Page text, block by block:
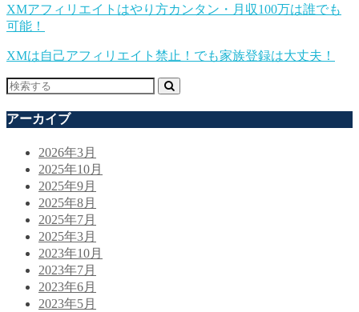
XMアフィリエイトはやり方カンタン・月収100万は誰でも
可能！
XMは自己アフィリエイト禁止！でも家族登録は大丈夫！
アーカイブ
2026年3月
2025年10月
2025年9月
2025年8月
2025年7月
2025年3月
2023年10月
2023年7月
2023年6月
2023年5月